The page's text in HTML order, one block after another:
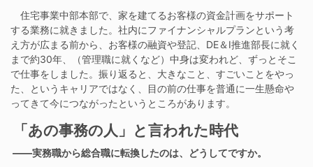
住宅事業中部本部で、家を建てるお客様の資金計画をサポート
する業務に就きました。社内にファイナンシャルプランという考
え方が広まる前から、お客様の融資や登記、DE＆I推進部長に就く
まで約30年、（管理職に就くなど）中身は変われど、ずっとそこ
で仕事をしました。振り返ると、大きなこと、すごいことをやっ
た、というキャリアではなく、目の前の仕事を普通に一生懸命や
ってきて今につながったというところがあります。
「あの事務の人」と言われた時代
――実務職から総合職に転換したのは、どうしてですか。